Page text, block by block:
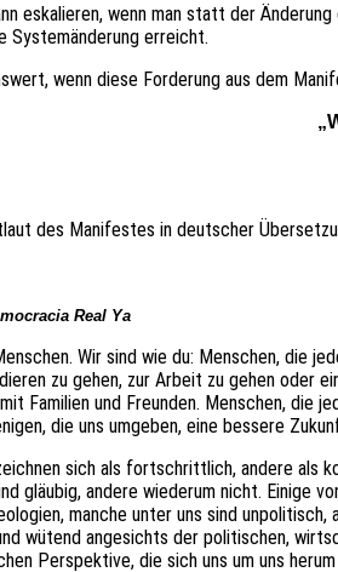
eska­lie­ren, wenn man statt der
System­än­de­rung erreicht.
wenn diese Forde­rung aus dem
des Mani­fes­tes in deut­scher
Real Ya
Wir sind wie du: Menschen, die
zu gehen, zur Arbeit zu gehen oder
Fami­li­en und Freun­den. Menschen, die
die uns umge­ben, eine besse­re
sich als fort­schritt­lich, andere als
gläu­big, andere wieder­um nicht. Einige
manche unter uns sind unpo­li­tisch,
wütend ange­sichts der poli­ti­schen,
Perspek­ti­ve, die sich uns um uns